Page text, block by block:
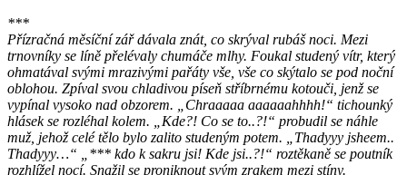
***
Přízračná měsíční zář dávala znát, co skrýval rubáš noci. Mezi
trnovníky se líně přelévaly chumáče mlhy. Foukal studený vítr, který
ohmatával svými mrazivými pařáty vše, vše co skýtalo se pod noční
oblohou. Zpíval svou chladivou píseň stříbrnému kotouči, jenž se
vypínal vysoko nad obzorem. „Chraaaaa aaaaaahhhh!“ tichounký
hlásek se rozléhal kolem. „Kde?! Co se to..?!“ probudil se náhle
muž, jehož celé tělo bylo zalito studeným potem. „Thadyyy jsheem..
Thadyyy…“ „*** kdo k sakru jsi! Kde jsi..?!“ roztěkaně se poutník
rozhlížel nocí. Snažil se proniknout svým zrakem mezi stíny.